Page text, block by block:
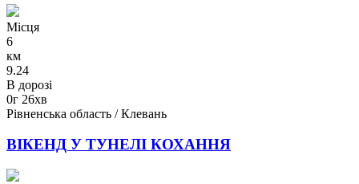
Місця
6
км
9.24
В дорозі
0г 26хв
Рівненська область / Клевань
ВІКЕНД У ТУНЕЛІ КОХАННЯ